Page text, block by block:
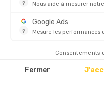
? Nous aide à mesurer
?
Google Ads
Mesure les performances
Consentements
Fermer